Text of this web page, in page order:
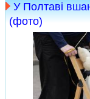
У Полтаві
(фото)